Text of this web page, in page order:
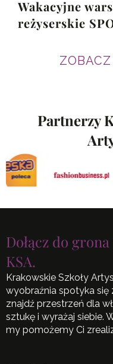
Wakacyjne
reżyserskie
Partnerzy
Dołącz do
KSA.
Krakowskie Szkoły
wyobraźnia spotyka się
znajdź przestrzeń dla
sztukę i wyrażaj siebie.
my pomożemy Ci